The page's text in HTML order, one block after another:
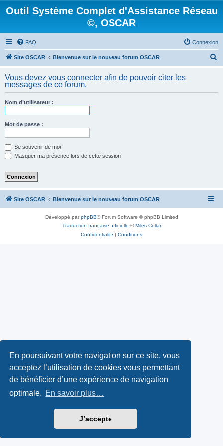
En poursuivant votre navigation sur ce site, vous
acceptez l’utilisation de cookies vous permettant
de bénéficier d’une expérience de navigation
optimale. En savoir plus…
J’accepte
Outil Système Complet d'Assistance Réseau
©, OSCAR
FAQ Connexion
Site OSCAR Bienvenue sur le nouveau forum OSCAR
h
Vous devez vous connecter afin de pouvoir citer les
messages de ce forum.
Nom d’utilisateur :
Mot de passe :
Se souvenir de moi
Masquer ma présence lors de cette session
Site OSCAR Bienvenue sur le nouveau forum OSCAR
Développé parphpBB® Forum Software © phpBB Limited
Traduction française officielle ©Miles Cellar
Confidentialité | Conditions